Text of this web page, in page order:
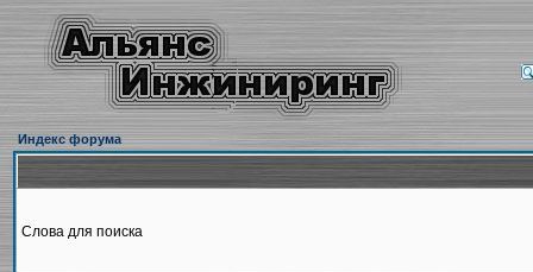
Индекс форума
Слова для поиска